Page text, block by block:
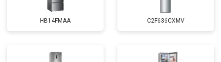
HB14FMAA C2F636CXMV